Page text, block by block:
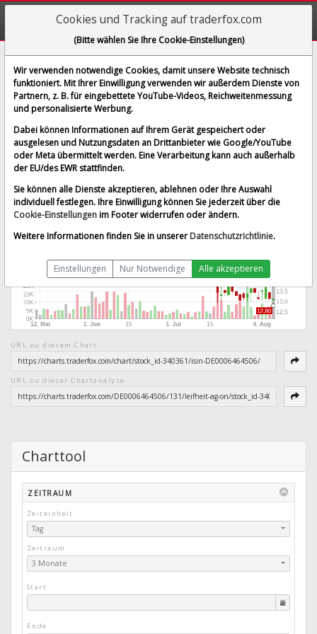
LEIFHEIT AG O.N.
[LEI | WKN 646450 | ISIN DE0006464506]
12,975 € -2,44 %
Echtzeit-Aktienkurs vom 08.08.2026 um 05:35 Uhr
Tradegate Splitbereinigt
URL zu diesem Chart
URL zu dieser Chartanalyse
Charttool
ZEITRAUM
Zeiteinheit
Tag
Zeitraum
3 Monate
Start
Ende
Cookies und Tracking auf traderfox.com
(Bitte wählen Sie Ihre Cookie-Einstellungen)
Wir verwenden notwendige Cookies, damit unsere Website technisch
funktioniert. Mit Ihrer Einwilligung verwenden wir außerdem Dienste von
Partnern, z. B. für eingebettete YouTube-Videos, Reichweitenmessung
und personalisierte Werbung.
Dabei können Informationen auf Ihrem Gerät gespeichert oder
ausgelesen und Nutzungsdaten an Drittanbieter wie Google/YouTube
oder Meta übermittelt werden. Eine Verarbeitung kann auch außerhalb
der EU/des EWR stattfinden.
Sie können alle Dienste akzeptieren, ablehnen oder Ihre Auswahl
individuell festlegen. Ihre Einwilligung können Sie jederzeit über die
Cookie-Einstellungenim Footer widerrufen oder ändern.
Weitere Informationen finden Sie in unserer Datenschutzrichtlinie.
Einstellungen Nur Notwendige Alle akzeptieren